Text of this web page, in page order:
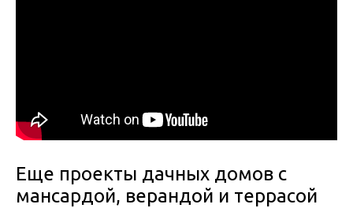
Еще проекты дачных домов с
мансардой, верандой и террасой